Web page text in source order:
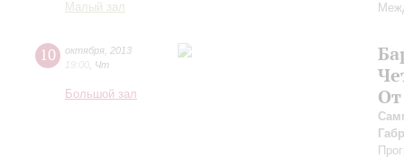
Малый зал
10 октября 2013
19:00 Чт
Большой зал
От